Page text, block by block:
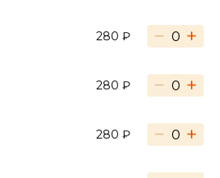
280 ₽ − +
280 ₽ − +
280 ₽ − +